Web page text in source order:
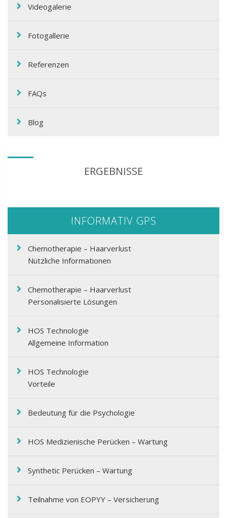
Videogalerie
Fotogallerie
Referenzen
FAQs
Blog
ERGEBNISSE
INFORMATIV GPS
Chemotherapie – Haarverlust
Nützliche Informationen
Chemotherapie – Haarverlust
Personalisierte Lösungen
HOS Technologie
Allgemeine Information
HOS Technologie
Vorteile
Bedeutung für die Psychologie
HOS Medizienische Perücken – Wartung
Synthetic Perücken – Wartung
Teilnahme von EOPΥΥ – Versicherung